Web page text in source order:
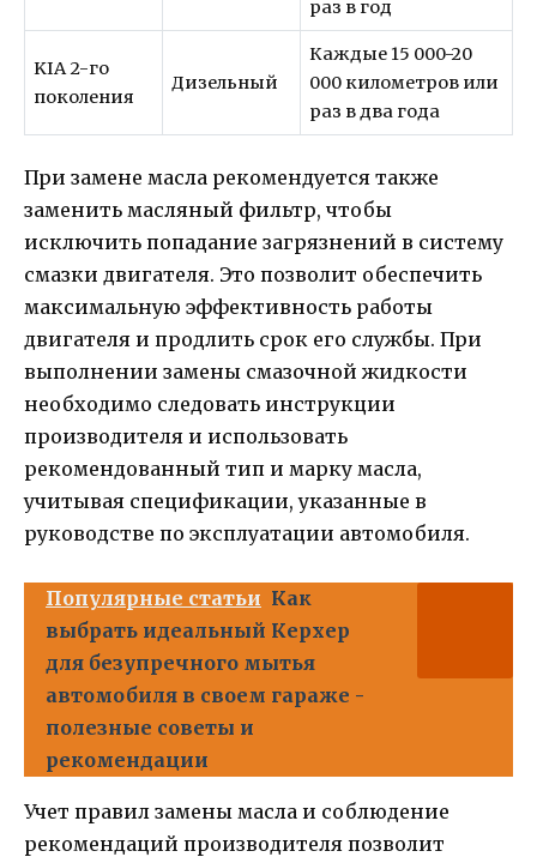
раз в год
KIA 2-го
поколения
Дизельный
Каждые 15 000-20
000 километров или
раз в два года
При замене масла рекомендуется также
заменить масляный фильтр, чтобы
исключить попадание загрязнений в систему
смазки двигателя. Это позволит обеспечить
максимальную эффективность работы
двигателя и продлить срок его службы. При
выполнении замены смазочной жидкости
необходимо следовать инструкции
производителя и использовать
рекомендованный тип и марку масла,
учитывая спецификации, указанные в
руководстве по эксплуатации автомобиля.
Популярные статьи Как
выбрать идеальный Керхер
для безупречного мытья
автомобиля в своем гараже -
полезные советы и
рекомендации
Учет правил замены масла и соблюдение
рекомендаций производителя позволит